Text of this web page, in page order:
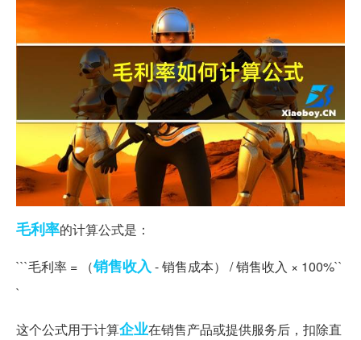
毛利率的计算公式是：
```毛利率 = （销售收入 - 销售成本） / 销售收入 × 100%``
`
这个公式用于计算企业在销售产品或提供服务后，扣除直